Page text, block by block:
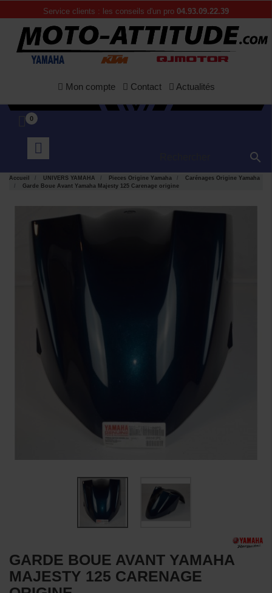
Service clients : les conseils d'un pro 04.93.09.22.39
Mon compte Contact Actualités
0

Accueil UNIVERS YAMAHA Pieces Origine Yamaha
Carénages Origine Yamaha
Garde Boue Avant Yamaha Majesty 125 Carenage origine
GARDE BOUE AVANT YAMAHA
MAJESTY 125 CARENAGE